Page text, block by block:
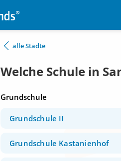
alle Städte
Welche Schule in
Grundschule
Grundschule II
Grundschule Kastanienhof